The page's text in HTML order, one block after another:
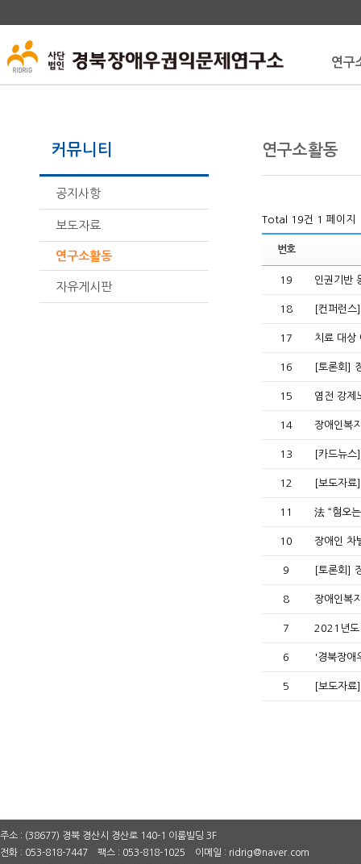
연구
커뮤니티
공지사항
보도자료
연구소활동
자유게시판
연구소활동
Total 19건 1 페이지
번호
19 인권기반
18 [컨퍼런
17 치료 대상
16 [토론회]
15 염전 강제
14 장애인복
13 [카드뉴스
12 [보도자
11 法 “혐오
10 장애인 차
9 [토론회]
8 장애인복
7 2021년도
6 '경북장애
5 [보도자
주소 : (38677) 경북 경산시 경산로 140-1 이룸빌딩 3F
전화 : 053-818-7447 팩스 : 053-818-1025 이메일 : ridrig@naver.com